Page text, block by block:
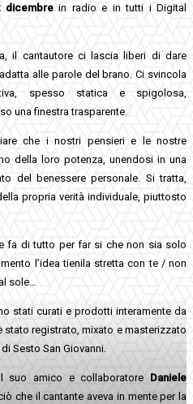
dicembrein radio e in tutti i Digital
il cantautore ci lascia liberi di dare
alle parole del brano. Ci svincola
spesso statica e spigolosa,
una finestra trasparente.
che i nostri pensieri e le nostre
della loro potenza, unendosi in una
del benessere personale. Si tratta,
propria verità individuale, piuttosto
fa di tutto per far si che non sia solo
l’idea tienila stretta con te / non
sole…
stati curati e prodotti interamente da
stato registrato, mixato e masterizzato
Sesto San Giovanni.
suo amico e collaboratore Daniele
che il cantante aveva in mente per la